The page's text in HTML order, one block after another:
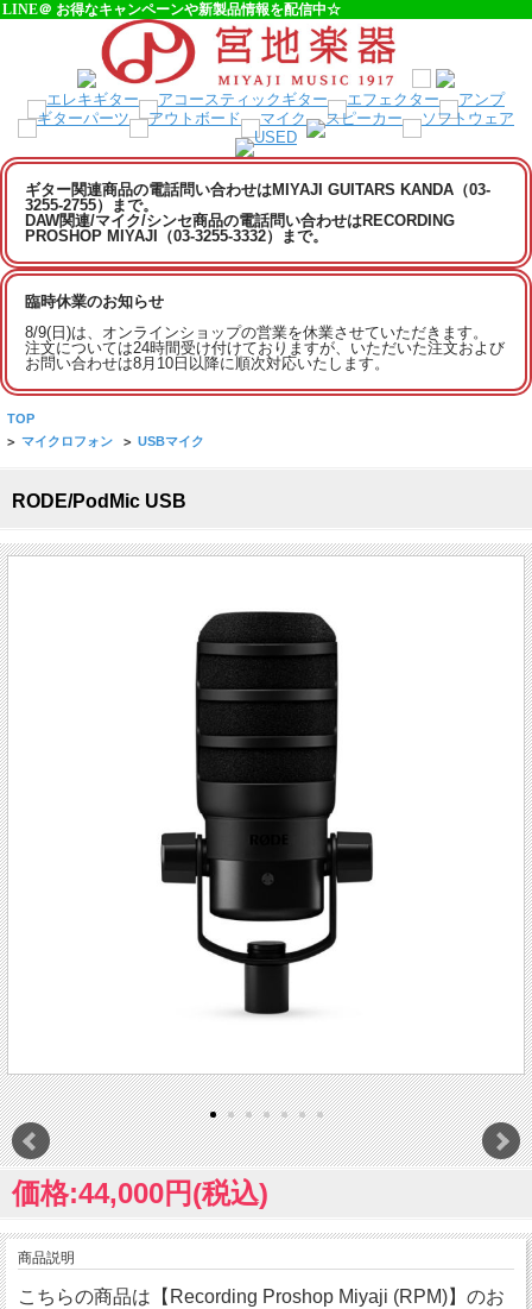
LINE＠ お得なキャンペーンや新製品情報を配信中☆
ギター関連商品の電話問い合わせはMIYAJI GUITARS KANDA（03-
3255-2755）まで。
DAW関連/マイク/シンセ商品の電話問い合わせはRECORDING
PROSHOP MIYAJI（03-3255-3332）まで。
臨時休業のお知らせ
8/9(日)は、オンラインショップの営業を休業させていただきます。
注文については24時間受け付けておりますが、いただいた注文および
お問い合わせは8月10日以降に順次対応いたします。
TOP
> マイクロフォン > USBマイク
RODE/PodMic USB
価格:44,000円(税込)
商品説明
こちらの商品は【Recording Proshop Miyaji (RPM)】のお